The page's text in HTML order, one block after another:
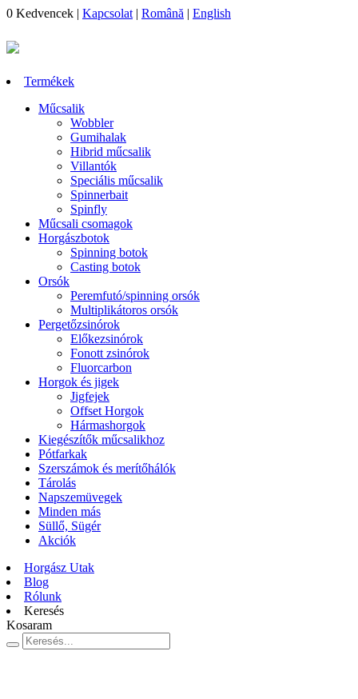
0 Kedvencek | Kapcsolat | Română | English
Termékek
Műcsalik
Wobbler
Gumihalak
Hibrid műcsalik
Villantók
Speciális műcsalik
Spinnerbait
Spinfly
Műcsali csomagok
Horgászbotok
Spinning botok
Casting botok
Orsók
Peremfutó/spinning orsók
Multiplikátoros orsók
Pergetőzsinórok
Előkezsinórok
Fonott zsinórok
Fluorcarbon
Horgok és jigek
Jigfejek
Offset Horgok
Hármashorgok
Kiegészítők műcsalikhoz
Pótfarkak
Szerszámok és merítőhálók
Tárolás
Napszemüvegek
Minden más
Süllő, Sügér
Akciók
Horgász Utak
Blog
Rólunk
Keresés
Kosaram